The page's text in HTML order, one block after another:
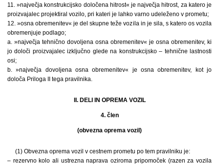
11. »največja konstrukcijsko določena hitrost« je največja hitrost, za katero je
proizvajalec projektiral vozilo, pri kateri je lahko varno udeleženo v prometu;
12. »osna obremenitev« je del skupne teže vozila in je sila, s katero os vozila
obremenjuje podlago;
a. »največja tehnično dovoljena osna obremenitev« je osna obremenitev, ki
jo določi proizvajalec izključno glede na konstrukcijsko – tehnične lastnosti
osi;
b. »največja dovoljena osna obremenitev« je osna obremenitev, kot jo
določa Priloga II tega pravilnika.
II. DELI IN OPREMA VOZIL
4. člen
(obvezna oprema vozil)
(1) Obvezna oprema vozil v cestnem prometu po tem pravilniku je:
– rezervno kolo ali ustrezna naprava oziroma pripomoček (razen za vozila